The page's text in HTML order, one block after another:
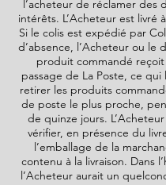
l’acheteur de réclamer des
intérêts. L’Acheteur est livré
Si le colis est expédié par
d’absence, l’Acheteur ou le
produit commandé reçoit
passage de La Poste, ce
retirer les produits
de poste le plus proche,
de quinze jours.
vérifier, en présence du
l’emballage de la
contenu à la livraison. Dans
l’Acheteur aurait un